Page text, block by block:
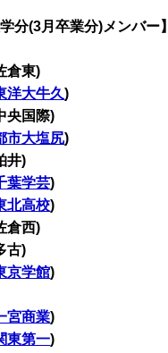
分(3月卒業分)メンバー】
倉東)
洋大牛久)
央国際)
市大塩尻)
井)
葉学芸)
北高校)
倉西)
古)
京学館)
宮商業)
東第一)